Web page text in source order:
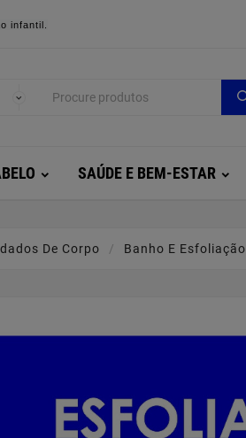
infantil.
SAÚDE E BEM-ESTAR
De Corpo Banho E Esfoliação